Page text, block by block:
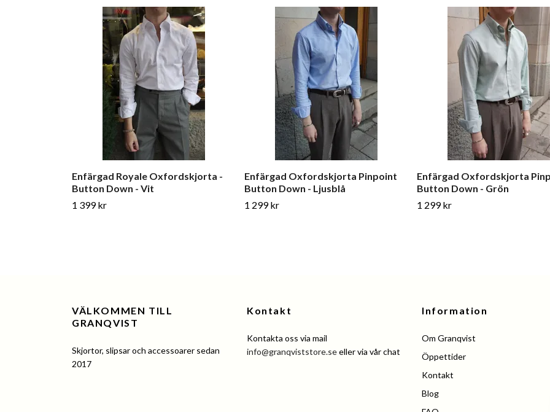
Enfärgad Royale Oxfordskjorta -
Button Down - Vit
1 399 kr
Enfärgad Oxfordskjorta Pinpoint
Button Down - Ljusblå
1 299 kr
Enfärgad Oxfordskjorta
Button Down - Grön
1 299 kr
VÄLKOMMEN TILL
GRANQVIST
Skjortor, slipsar och accessoarer sedan
2017
Kontakt
Kontakta oss via mail
info@granqviststore.seeller via vår chat
Information
Om Granqvist
Öppettider
Kontakt
Blog